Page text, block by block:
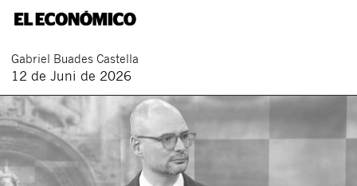
Gabriel Buades Castella
12 de Juni de 2026